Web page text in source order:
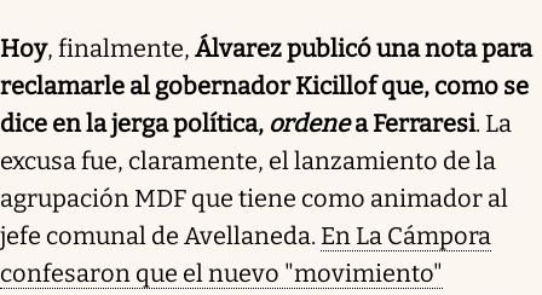
Hoy, finalmente, Álvarez publicó una nota para
reclamarle al gobernador Kicillof que, como se
dice en la jerga política, ordenea Ferraresi. La
excusa fue, claramente, el lanzamiento de la
agrupación MDF que tiene como animador al
jefe comunal de Avellaneda. En La Cámpora
confesaron que el nuevo "movimiento"